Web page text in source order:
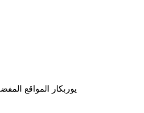
يوربكار المواقع